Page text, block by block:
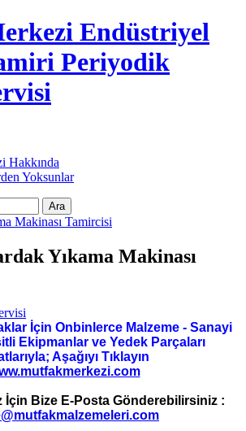
Endüstriyel
Periyodik
Hakkında
Yoksunlar
Makinası Tamircisi
Yıkama Makinası
İçin Onbinlerce Malzeme - Sanayi
Ekipmanlar ve Yedek Parçaları
Aşağıyı Tıklayın
İçin Bize E-Posta Gönderebilirsiniz :